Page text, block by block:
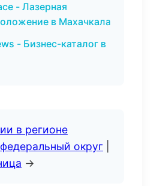
- Лазерная
в Махачкала
- Бизнес-каталог в
в регионе
округ
→